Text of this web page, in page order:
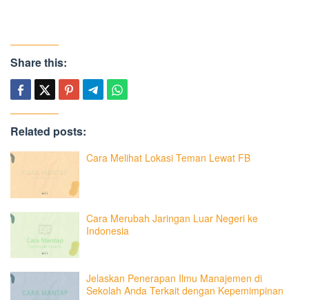
Share this:
Related posts:
Cara Melihat Lokasi Teman Lewat FB
Cara Merubah Jaringan Luar Negeri ke
Indonesia
Jelaskan Penerapan Ilmu Manajemen di
Sekolah Anda Terkait dengan Kepemimpinan